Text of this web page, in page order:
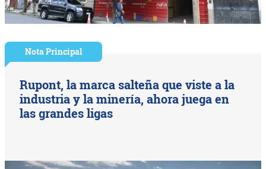
Nota Principal
Rupont, la marca salteña que viste a la
industria y la minería, ahora juega en
las grandes ligas